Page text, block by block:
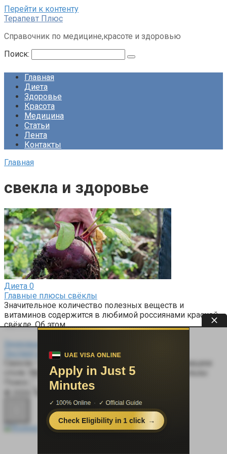
Перейти к контенту
Терапевт Плюс
Справочник по медицине,красоте и здоровью
Поиск:
Главная
Диета
Здоровье
Красота
Медицина
Статьи
Лента
Контакты
Главная
свекла и здоровье
Диета 0
Главные плюсы свёклы
Значительное количество полезных веществ и
витаминов содержится в любимой россиянами красной
свёкле. Об этом
Здоровье
Эксперт рассказала о пользе свеклы
Свекла — один из самых доступных овощей на нашем
столе. Между тем она может принести много пользы
© 2026 Терапевт Плюс